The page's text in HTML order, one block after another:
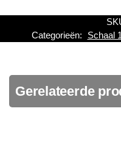
Categorieën:
Schaal
Gerelateerde